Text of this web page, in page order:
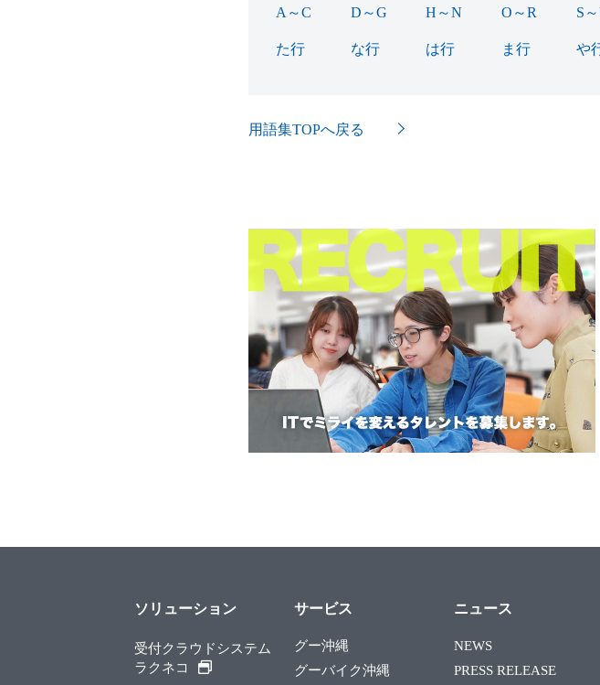
A～C D～G H～N O～R S
た行 な行 は行 ま行(13) や
用語集TOPへ戻る
ソリューション
受付クラウドシステム
ラクネコ
サービス
グー沖縄
グーバイク沖縄
ニュース
NEWS
PRESS RELEASE